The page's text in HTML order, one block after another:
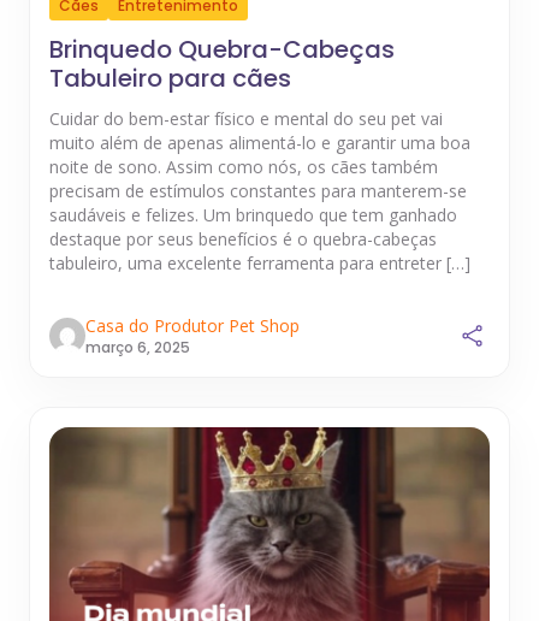
Cães Entretenimento
Brinquedo Quebra-Cabeças
Tabuleiro para cães
Cuidar do bem-estar físico e mental do seu pet vai
muito além de apenas alimentá-lo e garantir uma boa
noite de sono. Assim como nós, os cães também
precisam de estímulos constantes para manterem-se
saudáveis e felizes. Um brinquedo que tem ganhado
destaque por seus benefícios é o quebra-cabeças
tabuleiro, uma excelente ferramenta para entreter […]
Casa do Produtor Pet Shop
março 6, 2025